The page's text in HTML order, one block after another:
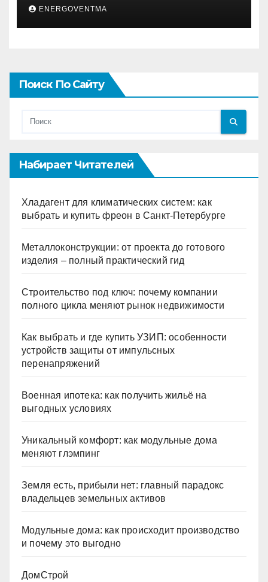
ENERGOVENTMA
Поиск По Сайту
Набирает Читателей
Хладагент для климатических систем: как
выбрать и купить фреон в Санкт-Петербурге
Металлоконструкции: от проекта до готового
изделия – полный практический гид
Строительство под ключ: почему компании
полного цикла меняют рынок недвижимости
Как выбрать и где купить УЗИП: особенности
устройств защиты от импульсных
перенапряжений
Военная ипотека: как получить жильё на
выгодных условиях
Уникальный комфорт: как модульные дома
меняют глэмпинг
Земля есть, прибыли нет: главный парадокс
владельцев земельных активов
Модульные дома: как происходит производство
и почему это выгодно
ДомСтрой